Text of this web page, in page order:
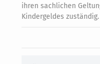
ihren sachlichen
Kindergeldes zuständig.